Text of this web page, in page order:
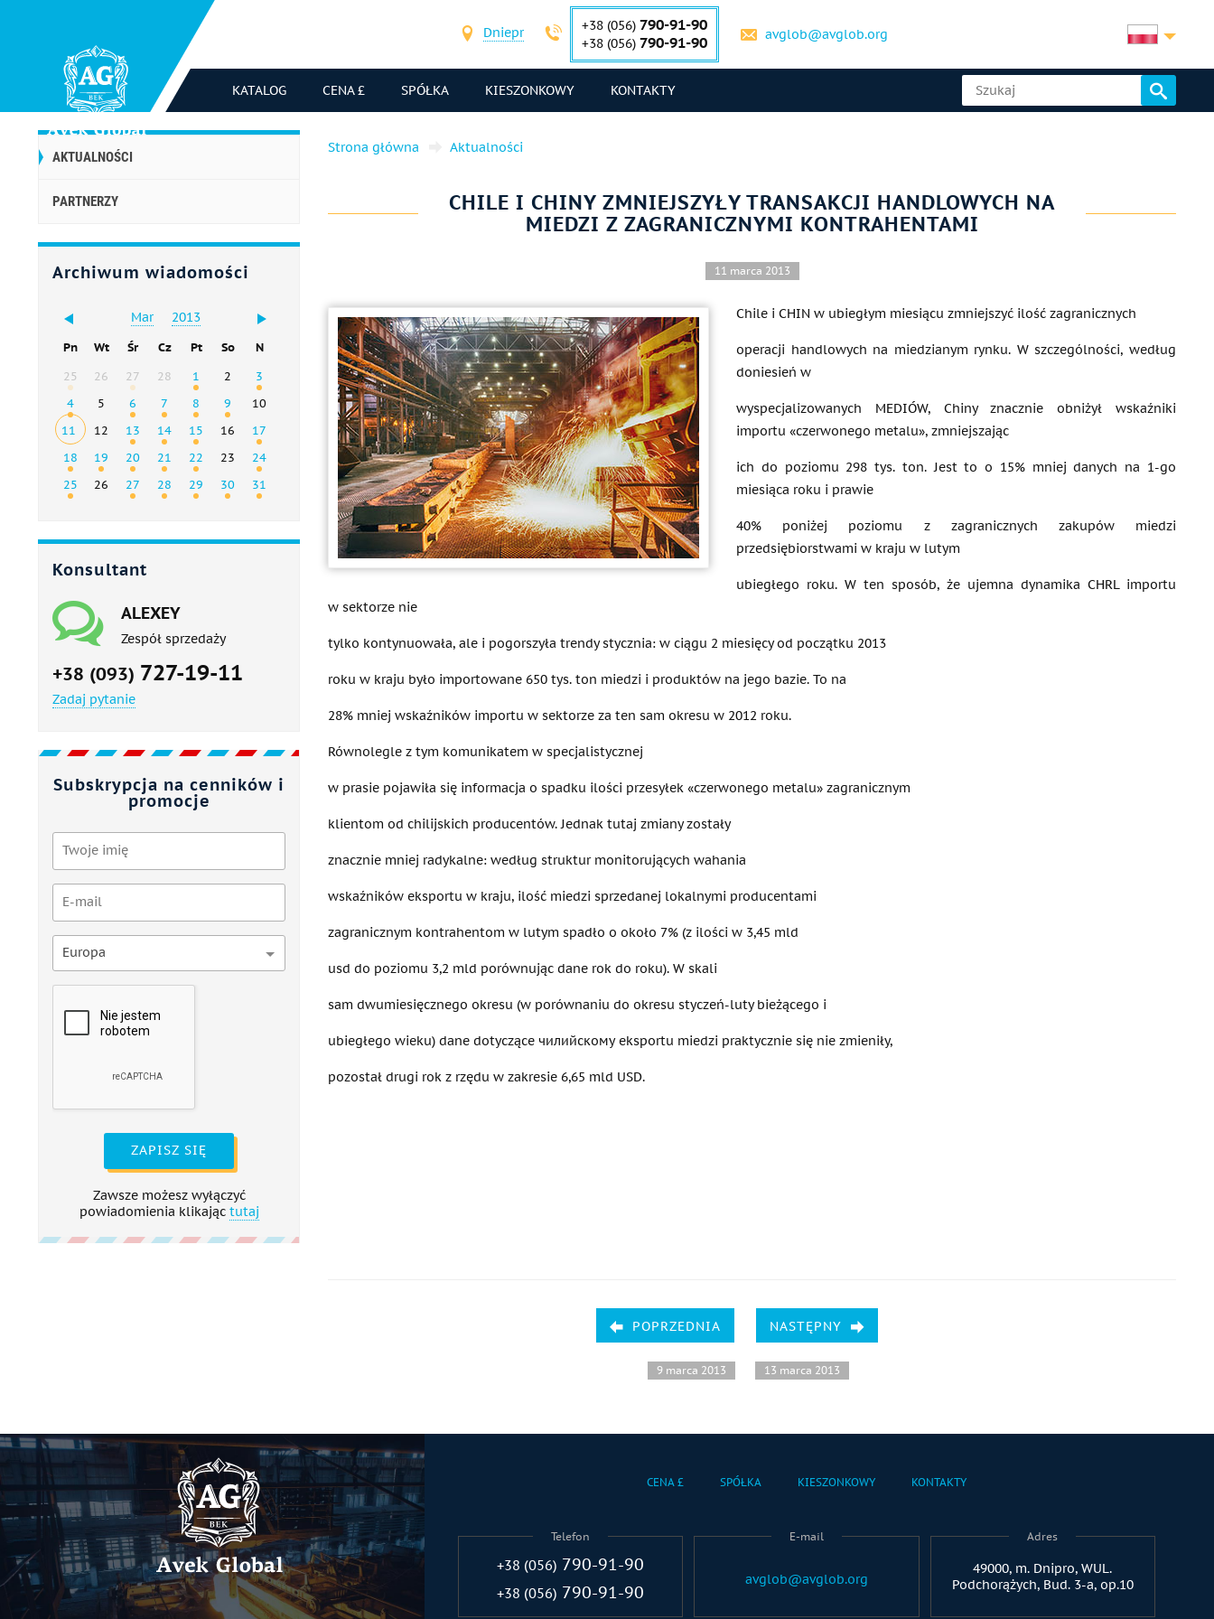
Dniepr +38 (056) 790-91-90
+38 (056) 790-91-90 avglob@avglob.org
KATALOG CENA £ SPÓŁKA KIESZONKOWY KONTAKTY
AKTUALNOŚCI
PARTNERZY
Archiwum wiadomości
Mar 2013
Pn Wt Śr Cz Pt So
N
25
26 27 28 1 2
3
4
5 6 7 8 9
10
11
12 13 14 15 16
17
18
19 20 21 22 23
24
25
26 27 28 29 30 31
Konsultant
ALEXEY
Zespół sprzedaży
+38 (093) 727-19-11
Zadaj pytanie
Subskrypcja na cenników i
promocje
Europa
ZAPISZ SIĘ
Zawsze możesz wyłączyć
powiadomienia klikając tutaj
Strona główna Aktualności
CHILE I CHINY ZMNIEJSZYŁY TRANSAKCJI HANDLOWYCH NA
MIEDZI Z ZAGRANICZNYMI KONTRAHENTAMI
11 marca 2013
Chile i CHIN w ubiegłym miesiącu zmniejszyć ilość zagranicznych
operacji handlowych na miedzianym rynku. W szczególności, według
doniesień w
wyspecjalizowanych MEDIÓW, Chiny znacznie obniżył wskaźniki
importu «czerwonego metalu», zmniejszając
ich do poziomu 298 tys. ton. Jest to o 15% mniej danych na 1-go
miesiąca roku i prawie
40% poniżej poziomu z zagranicznych zakupów miedzi
przedsiębiorstwami w kraju w lutym
ubiegłego roku. W ten sposób, że ujemna dynamika CHRL importu
w sektorze nie
tylko kontynuowała, ale i pogorszyła trendy stycznia: w ciągu 2 miesięcy od początku 2013
roku w kraju było importowane 650 tys. ton miedzi i produktów na jego bazie. To na
28% mniej wskaźników importu w sektorze za ten sam okresu w 2012 roku.
Równolegle z tym komunikatem w specjalistycznej
w prasie pojawiła się informacja o spadku ilości przesyłek «czerwonego metalu» zagranicznym
klientom od chilijskich producentów. Jednak tutaj zmiany zostały
znacznie mniej radykalne: według struktur monitorujących wahania
wskaźników eksportu w kraju, ilość miedzi sprzedanej lokalnymi producentami
zagranicznym kontrahentom w lutym spadło o około 7% (z ilości w 3,45 mld
usd do poziomu 3,2 mld porównując dane rok do roku). W skali
sam dwumiesięcznego okresu (w porównaniu do okresu styczeń-luty bieżącego i
ubiegłego wieku) dane dotyczące чилийскому eksportu miedzi praktycznie się nie zmieniły,
pozostał drugi rok z rzędu w zakresie 6,65 mld USD.
POPRZEDNIA
9 marca 2013
NASTĘPNY
13 marca 2013
CENA £ SPÓŁKA KIESZONKOWY KONTAKTY
Telefon
+38 (056) 790-91-90
+38 (056) 790-91-90
E-mail
avglob@avglob.org
Adres
49000, m. Dnipro, WUL.
Podchorążych, Bud. 3-a, op.10